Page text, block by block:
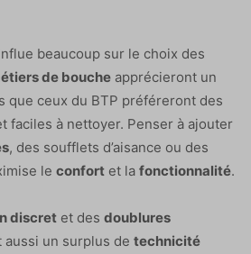
beaucoup sur le choix des
de bouche apprécieront un
que ceux du BTP préféreront des
faciles à nettoyer. Penser à ajouter
, des soufflets d’aisance ou des
le confort et la fonctionnalité.
discret et des doublures
aussi un surplus de technicité